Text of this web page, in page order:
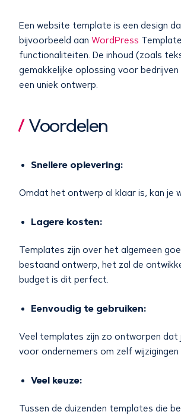
Een website template is een design
bijvoorbeeld aan WordPress
functionaliteiten. De inhoud (zoals
gemakkelijke oplossing voor
een uniek ontwerp.
Voordelen
Snellere oplevering:
Omdat het ontwerp al klaar is, kan je
Lagere kosten:
Templates zijn over het algemeen
bestaand ontwerp, het zal de
budget is dit perfect.
Eenvoudig te gebruiken:
Veel templates zijn zo ontworpen dat
voor ondernemers om zelf
Veel keuze:
Tussen de duizenden templates die